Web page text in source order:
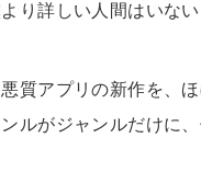
り詳しい人間はいない
質アプリの新作を、
ルがジャンルだけに